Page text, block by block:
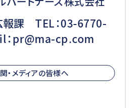
報課 TEL：03-6770-
pr@ma-cp.com
・メディアの皆様へ